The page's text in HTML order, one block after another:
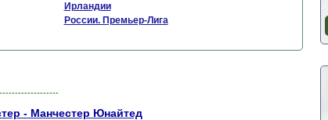
Ирландии
России. Премьер-Лига
- Манчестер Юнайтед